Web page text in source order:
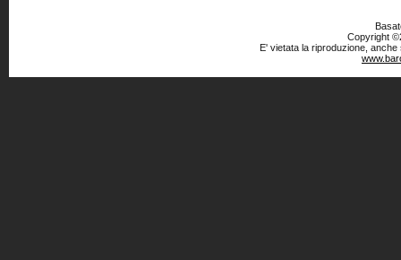
Copyright
E' vietata la riproduzione,